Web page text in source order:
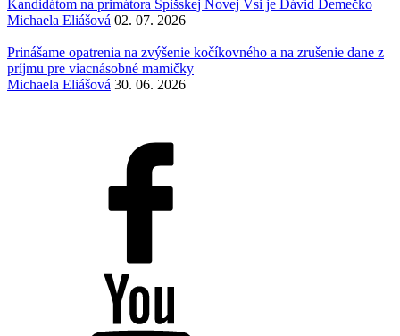
Kandidátom na primátora Spišskej Novej Vsi je Dávid Demečko
Michaela Eliášová 02. 07. 2026
Prinášame opatrenia na zvýšenie kočíkovného a na zrušenie dane z
príjmu pre viacnásobné mamičky
Michaela Eliášová 30. 06. 2026